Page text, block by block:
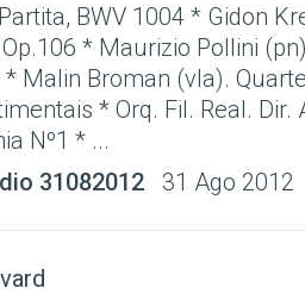
BWV 1004 * Gidon
Op.106 * Maurizio Pollini
* Malin Broman (vla).
* Orq. Fil. Real. Dir.
Nº1 * ...
31082012
31 Ago 2012